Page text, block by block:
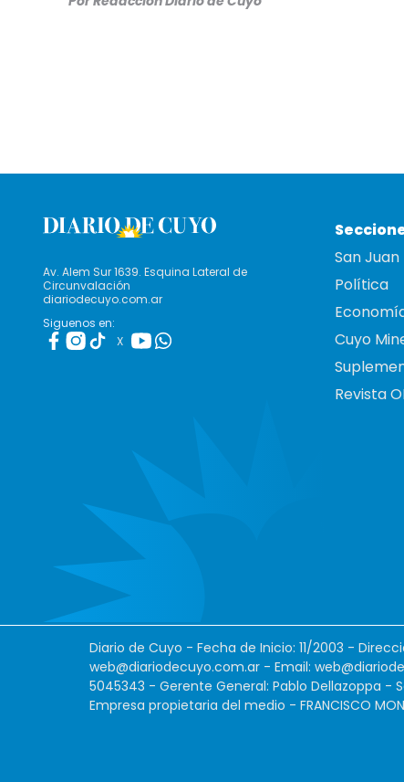
Av. Alem Sur 1639. Esquina Lateral de
Circunvalación
diariodecuyo.com.ar
Siguenos en:
X
San Juan
Política
Cuyo
Revista
Diario de Cuyo - Fecha de Inicio: 11/2003 -
web@diariodecuyo.com.ar - Email:
5045343 - Gerente General: Pablo Dellazoppa -
Empresa propietaria del medio - FRANCISCO